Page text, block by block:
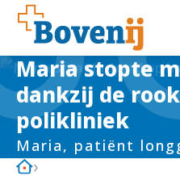
Maria stopte
dankzij de
polikliniek
Maria, patiënt